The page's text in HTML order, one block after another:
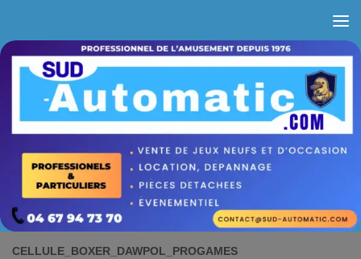
CELLULE_BOXER_DAWPOL_PROGAMES